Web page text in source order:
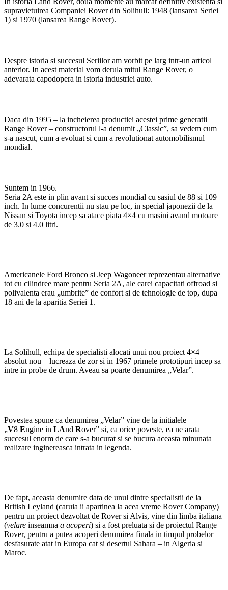
supravietuirea Companiei Rover din Solihull: 1948 (lansarea Seriei
1) si 1970 (lansarea Range Rover).
Despre istoria si succesul Seriilor am vorbit pe larg intr-un articol
anterior. In acest material vom derula mitul Range Rover, o
adevarata capodopera in istoria industriei auto.
Daca din 1995 – la incheierea productiei acestei prime generatii
Range Rover – constructorul l-a denumit „Classic”, sa vedem cum
s-a nascut, cum a evoluat si cum a revolutionat automobilismul
mondial.
Suntem in 1966.
Seria 2A este in plin avant si succes mondial cu sasiul de 88 si 109
inch. In lume concurentii nu stau pe loc, in special japonezii de la
Nissan si Toyota incep sa atace piata 4×4 cu masini avand motoare
de 3.0 si 4.0 litri.
Americanele Ford Bronco si Jeep Wagoneer reprezentau alternative
tot cu cilindree mare pentru Seria 2A, ale carei capacitati offroad si
polivalenta erau „umbrite” de confort si de tehnologie de top, dupa
18 ani de la aparitia Seriei 1.
La Solihull, echipa de specialisti alocati unui nou proiect 4×4 –
absolut nou – lucreaza de zor si in 1967 primele prototipuri incep sa
intre in probe de drum. Aveau sa poarte denumirea „Velar”.
Povestea spune ca denumirea „Velar” vine de la initialele
„V8 Engine in LAnd Rover” si, ca orice poveste, ea ne arata
succesul enorm de care s-a bucurat si se bucura aceasta minunata
realizare inginereasca intrata in legenda.
De fapt, aceasta denumire data de unul dintre specialistii de la
British Leyland (caruia ii apartinea la acea vreme Rover Company)
pentru un proiect dezvoltat de Rover si Alvis, vine din limba italiana
(velare inseamna a acoperi) si a fost preluata si de proiectul Range
Rover, pentru a putea acoperi denumirea finala in timpul probelor
desfasurate atat in Europa cat si desertul Sahara – in Algeria si
Maroc.